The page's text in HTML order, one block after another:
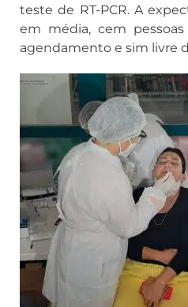
teste de RT-PCR. A
em média, cem
agendamento e sim livre